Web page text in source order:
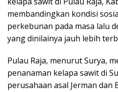
membandingkan kondisi
perkebunan pada masa lalu
yang dinilainya jauh lebih
Pulau Raja, menurut Surya,
penanaman kelapa sawit di
perusahaan asal Jerman dan